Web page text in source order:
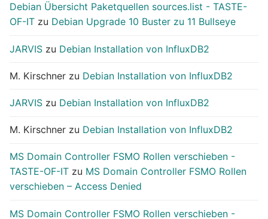
Debian Übersicht Paketquellen sources.list - TASTE-
OF-IT zu Debian Upgrade 10 Buster zu 11 Bullseye
JARVIS zu Debian Installation von InfluxDB2
M. Kirschner zu Debian Installation von InfluxDB2
JARVIS zu Debian Installation von InfluxDB2
M. Kirschner zu Debian Installation von InfluxDB2
MS Domain Controller FSMO Rollen verschieben -
TASTE-OF-IT zu MS Domain Controller FSMO Rollen
verschieben – Access Denied
MS Domain Controller FSMO Rollen verschieben -